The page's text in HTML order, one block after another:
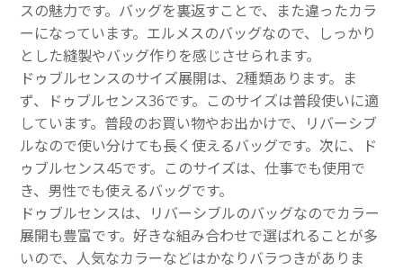
スの魅力です。バッグを裏返すことで、また違ったカラ
ーになっています。エルメスのバッグなので、しっかり
とした縫製やバッグ作りを感じさせられます。
ドゥブルセンスのサイズ展開は、2種類あります。ま
ず、ドゥブルセンス36です。このサイズは普段使いに適
しています。普段のお買い物やお出かけで、リバーシブ
ルなので使い分けても長く使えるバッグです。次に、ド
ゥブルセンス45です。このサイズは、仕事でも使用で
き、男性でも使えるバッグです。
ドゥブルセンスは、リバーシブルのバッグなのでカラー
展開も豊富です。好きな組み合わせで選ばれることが多
いので、人気なカラーなどはかなりバラつきがありま